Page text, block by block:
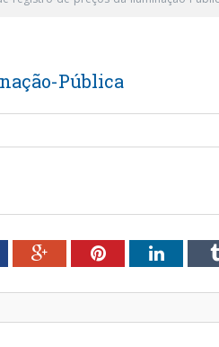
Pública
Google+Pinterest